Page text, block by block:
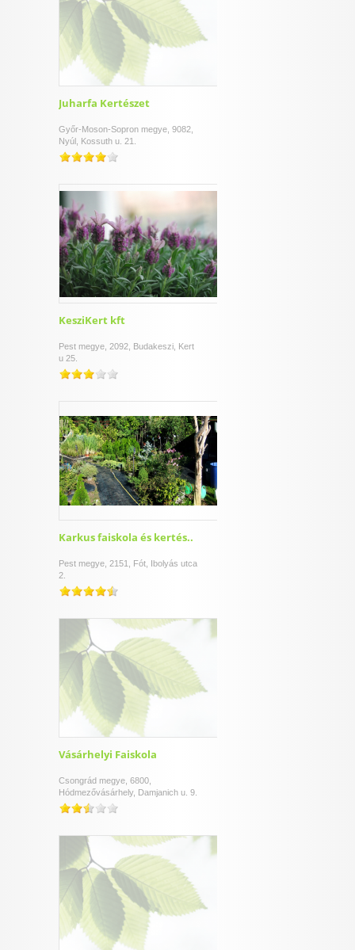
functionality and fraud prevention, and other
user protection.
CONFIRM
Data Deletion
Juharfa Kertészet
Győr-Moson-Sopron megye, 9082,
Nyúl, Kossuth u. 21.
KesziKert kft
Pest megye, 2092, Budakeszi, Kert
u 25.
Karkus faiskola és kertés..
Pest megye, 2151, Fót, Ibolyás utca
2.
Vásárhelyi Faiskola
Csongrád megye, 6800,
Hódmezővásárhely, Damjanich u. 9.